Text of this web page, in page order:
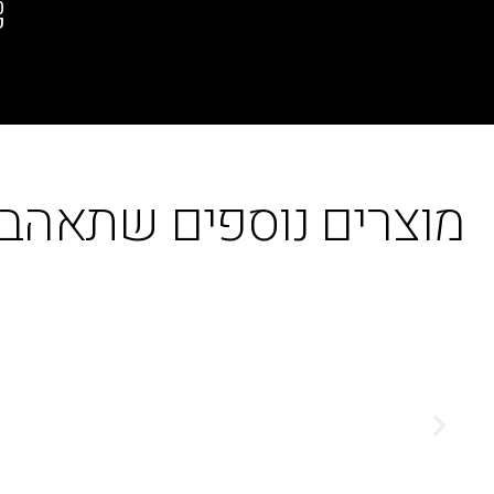
מוצרים נוספים